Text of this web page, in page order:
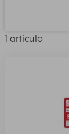
1 artículo